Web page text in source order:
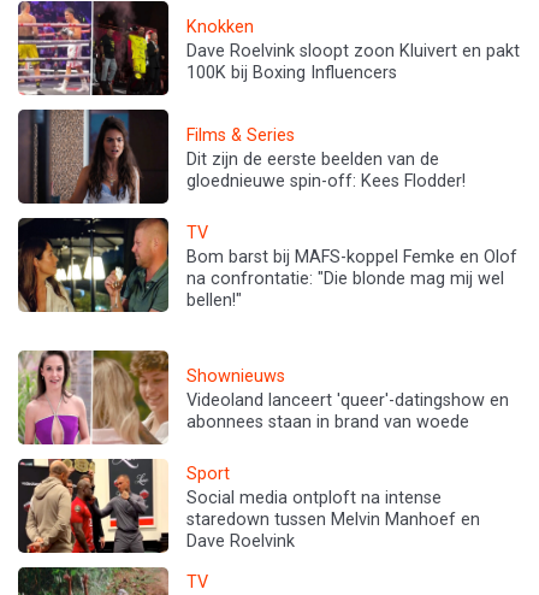
Knokken
Dave Roelvink sloopt zoon Kluivert en pakt
100K bij Boxing Influencers
Films & Series
Dit zijn de eerste beelden van de
gloednieuwe spin-off: Kees Flodder!
TV
Bom barst bij MAFS-koppel Femke en Olof
na confrontatie: "Die blonde mag mij wel
bellen!"
Shownieuws
Videoland lanceert 'queer'-datingshow en
abonnees staan in brand van woede
Sport
Social media ontploft na intense
staredown tussen Melvin Manhoef en
Dave Roelvink
TV